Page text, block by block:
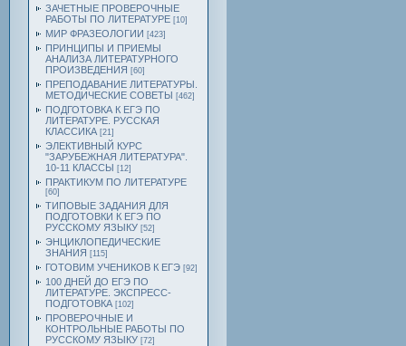
ЗАЧЕТНЫЕ ПРОВЕРОЧНЫЕ
РАБОТЫ ПО ЛИТЕРАТУРЕ [10]
МИР ФРАЗЕОЛОГИИ [423]
ПРИНЦИПЫ И ПРИЕМЫ
АНАЛИЗА ЛИТЕРАТУРНОГО
ПРОИЗВЕДЕНИЯ [60]
ПРЕПОДАВАНИЕ ЛИТЕРАТУРЫ.
МЕТОДИЧЕСКИЕ СОВЕТЫ [462]
ПОДГОТОВКА К ЕГЭ ПО
ЛИТЕРАТУРЕ. РУССКАЯ
КЛАССИКА [21]
ЭЛЕКТИВНЫЙ КУРС
"ЗАРУБЕЖНАЯ ЛИТЕРАТУРА".
10-11 КЛАССЫ [12]
ПРАКТИКУМ ПО ЛИТЕРАТУРЕ
[60]
ТИПОВЫЕ ЗАДАНИЯ ДЛЯ
ПОДГОТОВКИ К ЕГЭ ПО
РУССКОМУ ЯЗЫКУ [52]
ЭНЦИКЛОПЕДИЧЕСКИЕ
ЗНАНИЯ [115]
ГОТОВИМ УЧЕНИКОВ К ЕГЭ [92]
100 ДНЕЙ ДО ЕГЭ ПО
ЛИТЕРАТУРЕ. ЭКСПРЕСС-
ПОДГОТОВКА [102]
ПРОВЕРОЧНЫЕ И
КОНТРОЛЬНЫЕ РАБОТЫ ПО
РУССКОМУ ЯЗЫКУ [72]